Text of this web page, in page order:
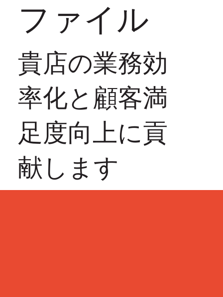
ファイル
貴店の業務効
率化と顧客満
足度向上に貢
献します